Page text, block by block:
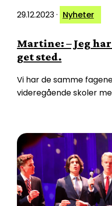
29.12.2023· Nyheter
Martine: – Jeg
get sted.
Vi har de samme
videregående skoler